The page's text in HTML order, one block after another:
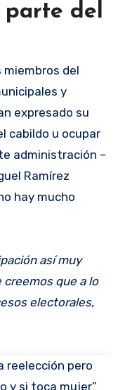
parte del
miembros del
y
expresado su
cabildo u ocupar
administración –
Ramírez
hay mucho
así muy
creemos que a lo
electorales,